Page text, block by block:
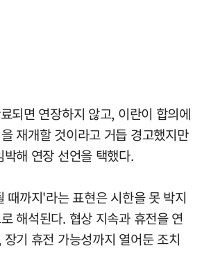
되면 연장하지 않고, 이란이 합의에
재개할 것이라고 거듭 경고했지만
해 연장 선언을 택했다.
때까지'라는 표현은 시한을 못 박지
해석된다. 협상 지속과 휴전을 연
기 휴전 가능성까지 열어둔 조치